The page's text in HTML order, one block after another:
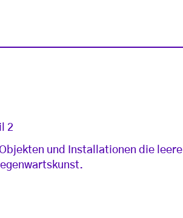
2
und Installationen die leere